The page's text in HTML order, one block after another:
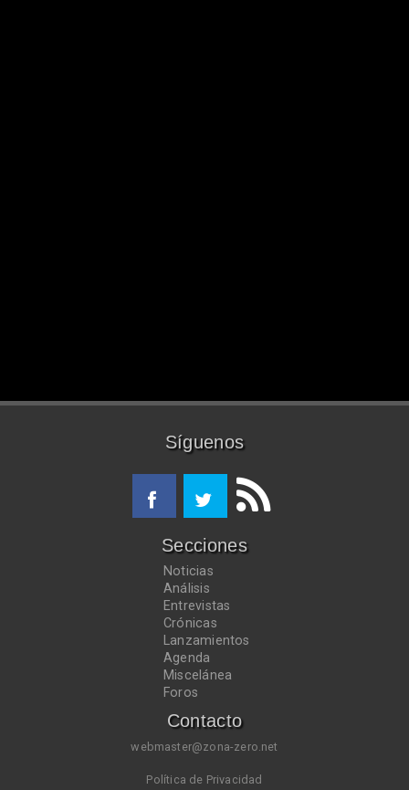
Síguenos
Secciones
Noticias
Análisis
Entrevistas
Crónicas
Lanzamientos
Agenda
Miscelánea
Foros
Contacto
webmaster@zona-zero.net
Política de Privacidad